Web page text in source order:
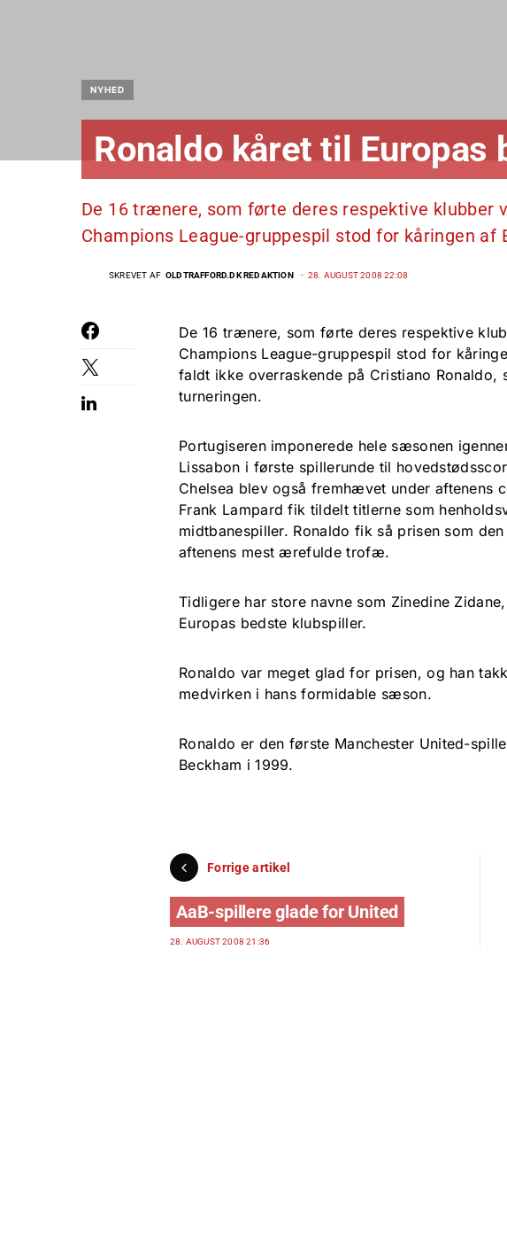
NYHED
Ronaldo kåret til Europas
De 16 trænere, som førte deres respektive klubber
Champions League-gruppespil stod for kåringen af
SKREVET AF OLDTRAFFORD.DK REDAKTION 28. AUGUST 2008 22:08
De 16 trænere, som førte deres respektive
Champions League-gruppespil stod for
faldt ikke overraskende på Cristiano
turneringen.
Portugiseren imponerede hele sæsonen
Lissabon i første spillerunde til
Chelsea blev også fremhævet under aftenens
Frank Lampard fik tildelt titlerne som
midtbanespiller. Ronaldo fik så prisen som
aftenens mest ærefulde trofæ.
Tidligere har store navne som Zinedine
Europas bedste klubspiller.
Ronaldo var meget glad for prisen, og han
medvirken i hans formidable sæson.
Ronaldo er den første Manchester United-
Beckham i 1999.
Forrige artikel
AaB-spillere glade for United
28. AUGUST 2008 21:36